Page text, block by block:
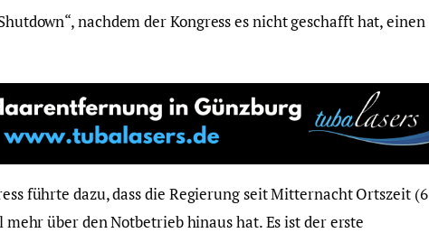
nachdem der Kongress es nicht geschafft hat, einen
führte dazu, dass die Regierung seit Mitternacht Ortszeit (6
über den Notbetrieb hinaus hat. Es ist der erste